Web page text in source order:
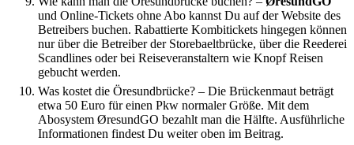
und Online-Tickets ohne Abo kannst Du auf der Website des
Betreibers buchen. Rabattierte Kombitickets hingegen können
nur über die Betreiber der Storebaeltbrücke, über die Reederei
Scandlines oder bei Reiseveranstaltern wie Knopf Reisen
gebucht werden.
Was kostet die Öresundbrücke? – Die Brückenmaut beträgt
etwa 50 Euro für einen Pkw normaler Größe. Mit dem
Abosystem ØresundGO bezahlt man die Hälfte. Ausführliche
Informationen findest Du weiter oben im Beitrag.